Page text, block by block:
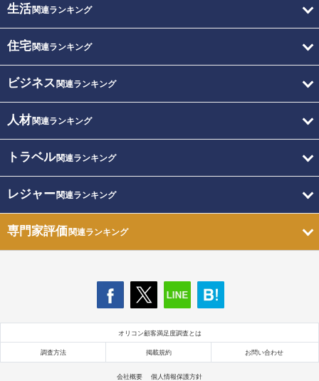
生活関連ランキング
住宅関連ランキング
ビジネス 関連ランキング
人材関連ランキング
トラベル関連ランキング
レジャー関連ランキング
専門家評価関連ランキング
オリコン顧客満足度調査とは
調査方法 掲載規約 お問い合わせ
会社概要 個人情報保護方針